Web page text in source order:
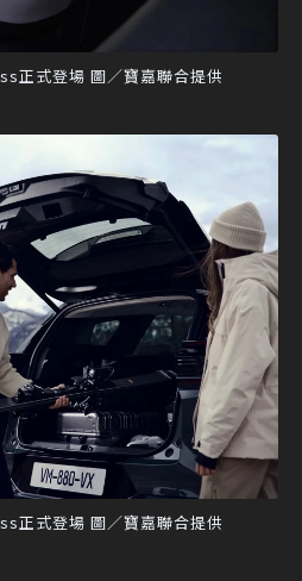
正式登場 圖／寶嘉聯合提供
正式登場 圖／寶嘉聯合提供